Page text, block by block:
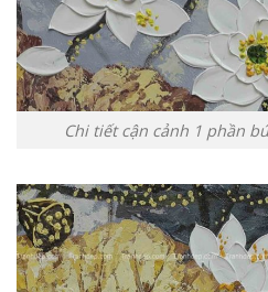
Chi tiết cận cảnh 1 phần